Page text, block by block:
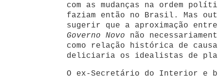
com as mudanças na ordem
faziam então no Brasil. Mas
sugerir que a aproximação
Governo Novo não
como relação histórica de
deliciaria os idealistas de
O ex-Secretário do Interior e